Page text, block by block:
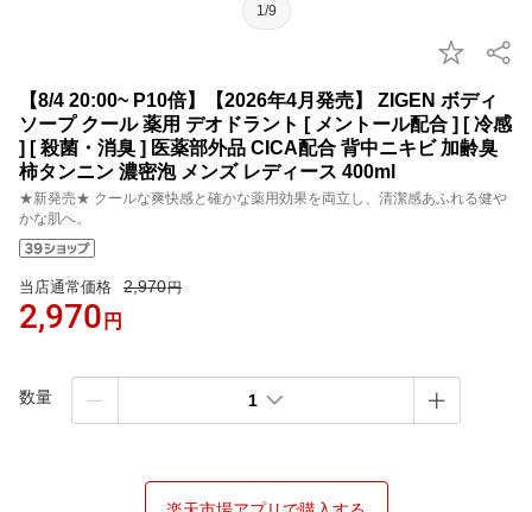
1/9
【8/4 20:00~ P10倍】【2026年4月発売】 ZIGEN ボディ
ソープ クール 薬用 デオドラント [ メントール配合 ] [ 冷感
] [ 殺菌・消臭 ] 医薬部外品 CICA配合 背中ニキビ 加齢臭
柿タンニン 濃密泡 メンズ レディース 400ml
★新発売★ クールな爽快感と確かな薬用効果を両立し、清潔感あふれる健や
かな肌へ。
当店通常価格 2,970円
2,970 円
数量 1